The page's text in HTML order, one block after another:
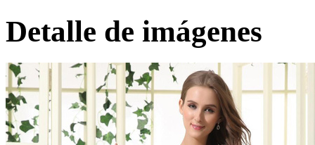
Detalle de imágenes